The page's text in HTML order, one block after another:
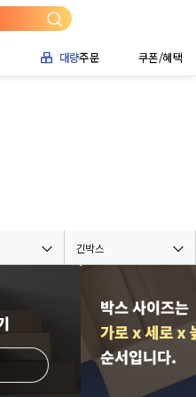
대량주문 쿠폰/혜택
긴박스